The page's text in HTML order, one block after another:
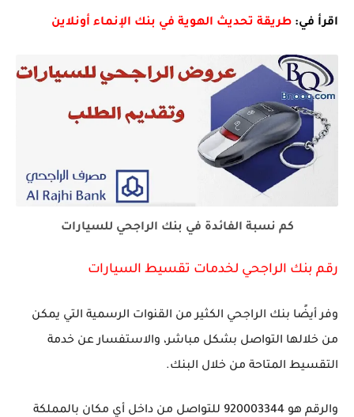
اقرأ في: طريقة تحديث الهوية في بنك الإنماء أونلاين
كم نسبة الفائدة في بنك الراجحي للسيارات
رقم بنك الراجحي لخدمات تقسيط السيارات
وفر أيضًا بنك الراجحي الكثير من القنوات الرسمية التي يمكن
من خلالها التواصل بشكل مباشر، والاستفسار عن خدمة
التقسيط المتاحة من خلال البنك.
والرقم هو 920003344 للتواصل من داخل أي مكان بالمملكة